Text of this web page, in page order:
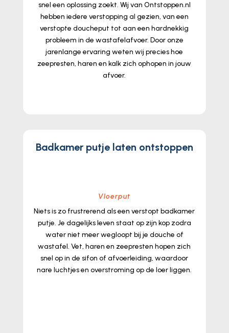
snel een oplossing zoekt.​ Wij van Ontstoppen.​nl
hebben iedere verstopping al gezien, van een
verstopte doucheput tot aan een hardnekkig
probleem in de wastafelafvoer.​ Door onze
jarenlange ervaring weten wij precies hoe
zeepresten, haren en kalk zich ophopen in jouw
afvoer.​
Badkamer putje laten ontstoppen
Vloerput
Niets is zo frustrerend als een verstopt badkamer
putje.​ Je dagelijks leven staat op zijn kop zodra
water niet meer wegloopt bij je douche of
wastafel.​ Vet, haren en zeepresten hopen zich
snel op in de sifon of afvoerleiding, waardoor
nare luchtjes en overstroming op de loer liggen.​